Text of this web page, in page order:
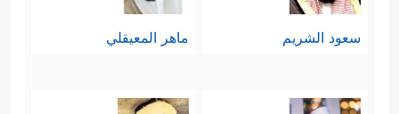
سعود الشريم ماهر المعيقلي